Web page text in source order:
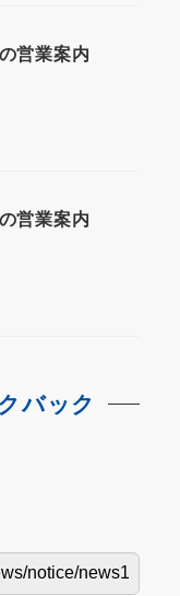
営業案内
営業案内
バック